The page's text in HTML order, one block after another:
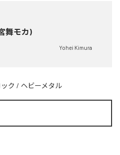
舞モカ)
Yohei Kimura
ク / ヘビーメタル